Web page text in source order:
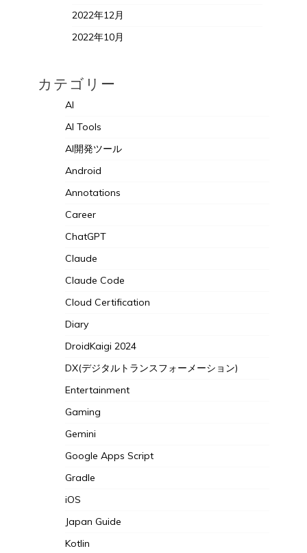
2022年12月
2022年10月
カテゴリー
AI
AI Tools
AI開発ツール
Android
Annotations
Career
ChatGPT
Claude
Claude Code
Cloud Certification
Diary
DroidKaigi 2024
DX(デジタルトランスフォーメーション)
Entertainment
Gaming
Gemini
Google Apps Script
Gradle
iOS
Japan Guide
Kotlin